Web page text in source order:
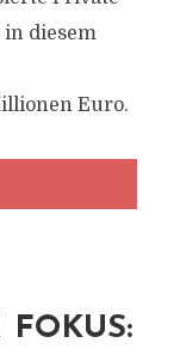
diesem
Euro.